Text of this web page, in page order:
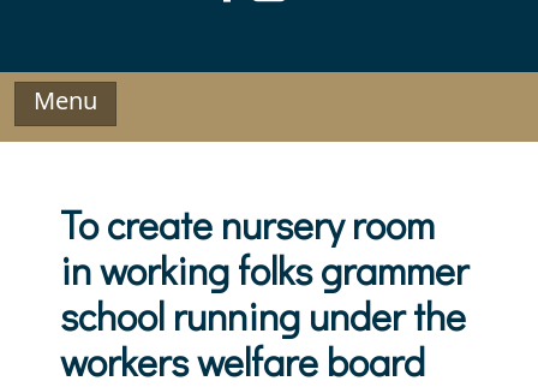
Menu
To create nursery room
in working folks grammer
school running under the
workers welfare board